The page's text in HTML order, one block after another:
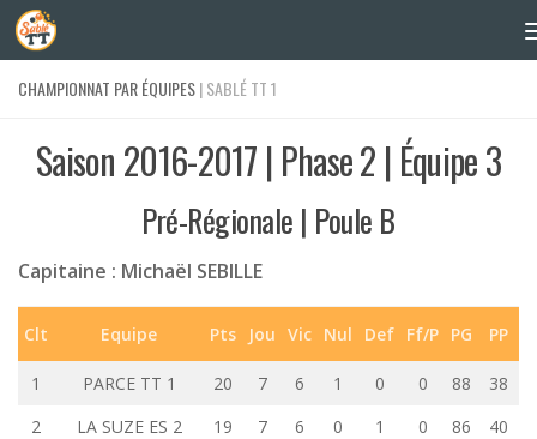
Skip to content
CHAMPIONNAT PAR ÉQUIPES| SABLÉ TT 1
Saison 2016-2017 | Phase 2 | Équipe 3
Pré-Régionale | Poule B
Capitaine : Michaël SEBILLE
Clt Equipe Pts Jou Vic Nul Def Ff/P PG PP
1 PARCE TT 1 20 7 6 1 0 0 88
38
2
LA SUZE ES 2 19 7 6 0 1 0 86
40